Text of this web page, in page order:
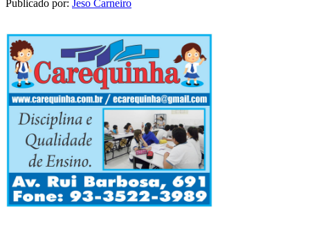
Publicado por: Jeso Carneiro